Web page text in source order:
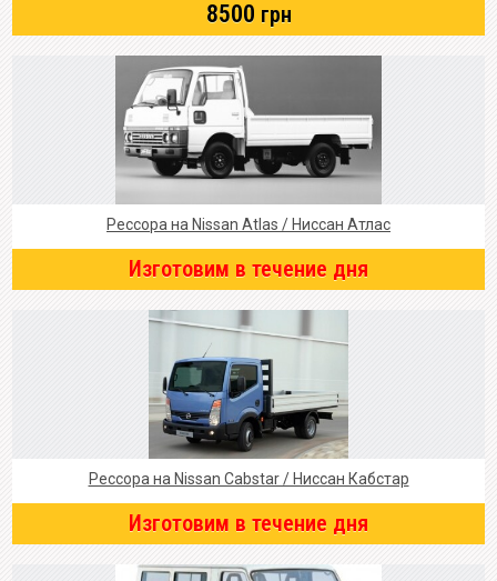
8500 грн
Рессора на Nissan Atlas / Ниссан Атлас
Изготовим в течение дня
Рессора на Nissan Cabstar / Ниссан Кабстар
Изготовим в течение дня